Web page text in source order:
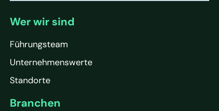
Wer wir sind
Führungsteam
Unternehmenswerte
Standorte
Branchen